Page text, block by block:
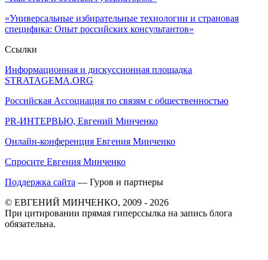
«Универсальные избирательные технологии и страновая
специфика: Опыт российских консультантов»
Ссылки
Информационная и дискуссионная площадка
STRATAGEMA.ORG
Российская Ассоциация по связям с общественностью
PR-ИНТЕРВЬЮ, Евгений Минченко
Онлайн-конференция Евгения Минченко
Спросите Евгения Минченко
Поддержка сайта — Гуров и партнеры
© ЕВГЕНИЙ МИНЧЕНКО, 2009 - 2026
При цитировании прямая гиперссылка на запись блога
обязательна.